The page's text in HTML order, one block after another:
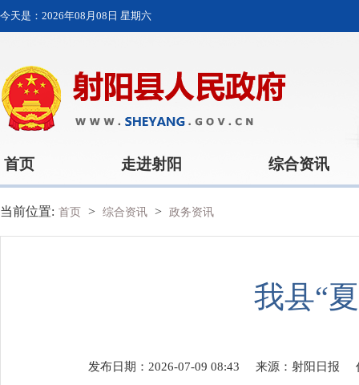
今天是： 2026年08月08日 星期六
首页 走进射阳 综合资讯
当前位置: 首页 > 综合资讯 > 政务资讯
我县“
发布日期：2026-07-09 08:43 来源： 射阳日报